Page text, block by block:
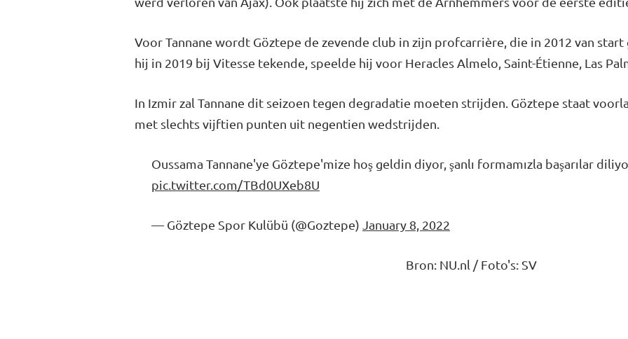
Voor Tannane wordt Göztepe de zevende club in zijn profcarrière, die in 2012 van
hij in 2019 bij Vitesse tekende, speelde hij voor Heracles Almelo, Saint-Étienne, Las
In Izmir zal Tannane dit seizoen tegen degradatie moeten strijden. Göztepe staat
met slechts vijftien punten uit negentien wedstrijden.
Oussama Tannane'ye Göztepe'mize hoş geldin diyor, şanlı formamızla başarılar
pic.twitter.com/TBd0UXeb8U
— Göztepe Spor Kulübü (@Goztepe) January 8, 2022
Bron: NU.nl / Foto's: SV